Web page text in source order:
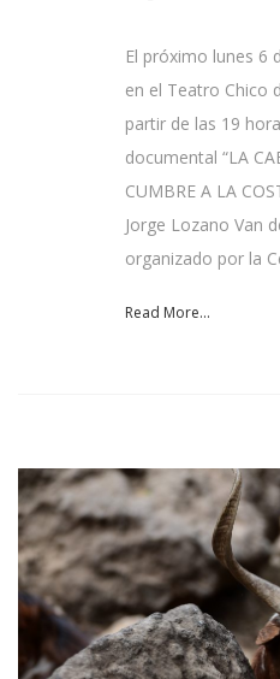
El próximo lunes 6
en el Teatro Chico
partir de las 19
documental “LA
CUMBRE A LA
Jorge Lozano Van
organizado por la
Read More...